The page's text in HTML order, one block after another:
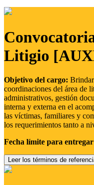
Litigio
Objetivo del cargo:
coordinaciones del área de
administrativos, gestión
interna y externa en el
las víctimas, familiares y
los requerimientos tanto a
Fecha límite para
Leer los términos de